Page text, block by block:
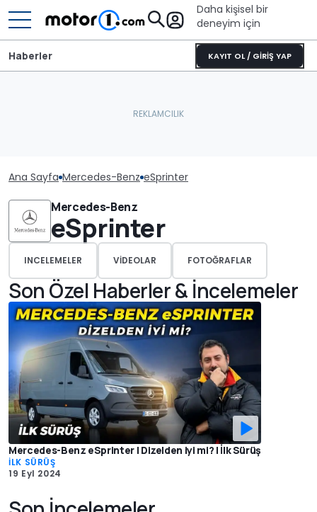
Daha kişisel bir
deneyim için
KAYIT OL / GİRİŞ YAP
Haberler
Ana Sayfa Mercedes-Benz eSprinter
Mercedes-Benz
eSprinter
INCELEMELER VIDEOLAR FOTOĞRAFLAR
Son Özel Haberler & İncelemeler
Mercedes-Benz eSprinter | Dizelden iyi mi? | İlk Sürüş
İLK SÜRÜŞ
19 Eyl 2024